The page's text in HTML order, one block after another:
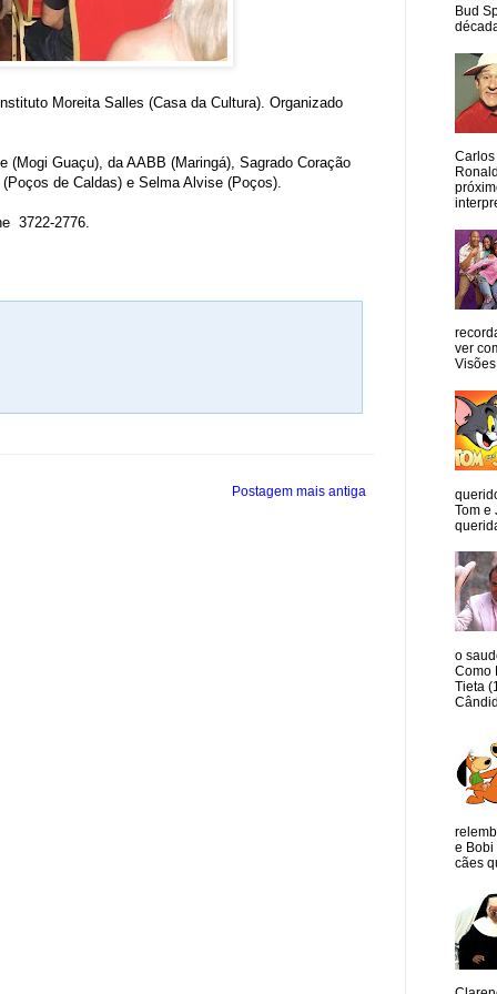
Moreita Salles (Casa da Cultura). Organizado
Guaçu), da AABB (Maringá), Sagrado Coração
de Caldas) e Selma Alvise (Poços).
3722-2776.
Postagem mais antiga
Bud
Carlos
ver
Tom e
o
Como
Tieta
e Bobi
cães